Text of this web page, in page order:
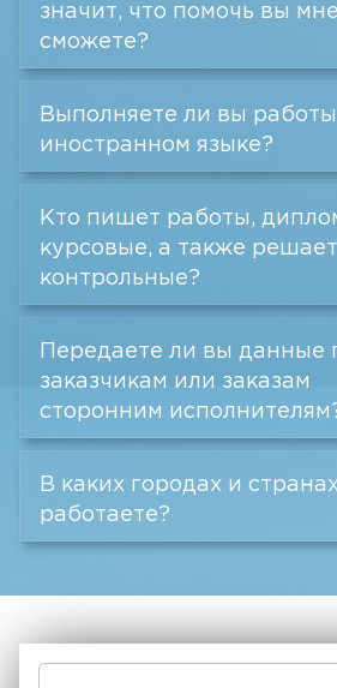
значит, что помочь вы
сможете?
Выполняете ли вы
иностранном языке?
Кто пишет работы,
курсовые, а также
контрольные?
Передаете ли вы данные
заказчикам или заказам
сторонним
В каких городах и
работаете?